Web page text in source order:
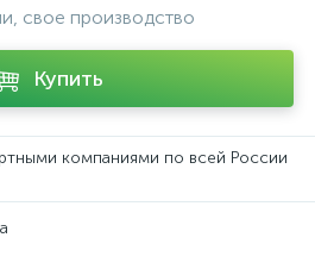
свое производство
Купить
компаниями по всей России